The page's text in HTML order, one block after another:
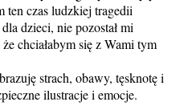
ten czas ludzkiej tragedii
dzieci, nie pozostał mi
chciałabym się z Wami tym
strach, obawy, tęsknotę i
ilustracje i emocje.